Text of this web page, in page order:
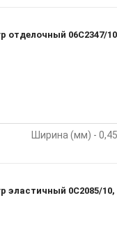
Ширина (мм) -